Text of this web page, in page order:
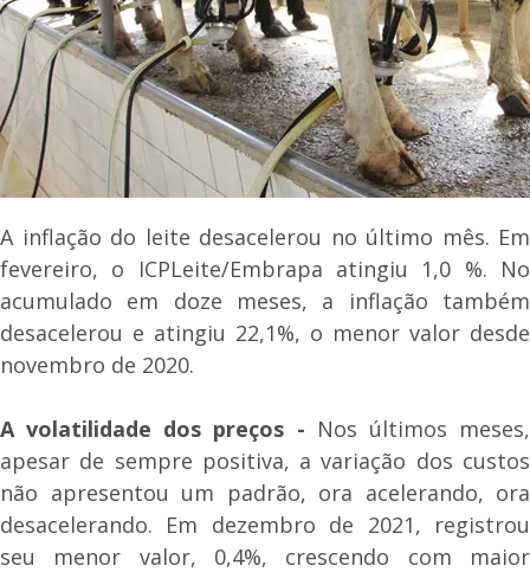
A inflação do leite desacelerou no último mês. Em
fevereiro, o ICPLeite/Embrapa atingiu 1,0 %. No
acumulado em doze meses, a inflação também
desacelerou e atingiu 22,1%, o menor valor desde
novembro de 2020.
A volatilidade dos preços - Nos últimos meses,
apesar de sempre positiva, a variação dos custos
não apresentou um padrão, ora acelerando, ora
desacelerando. Em dezembro de 2021, registrou
seu menor valor, 0,4%, crescendo com maior